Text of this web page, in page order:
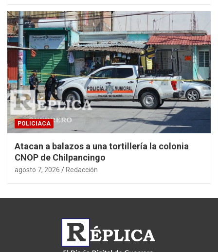
POLICIACA
Atacan a balazos a una tortillería la colonia
CNOP de Chilpancingo
agosto 7, 2026 Redacción